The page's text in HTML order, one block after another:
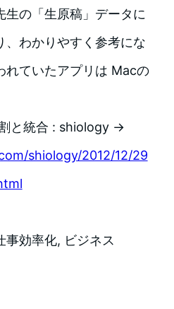
生の「生原稿」データに
、わかりやすく参考にな
れていたアプリは Macの
と統合 : shiology →
shiology/2012/12/29
事効率化, ビジネス